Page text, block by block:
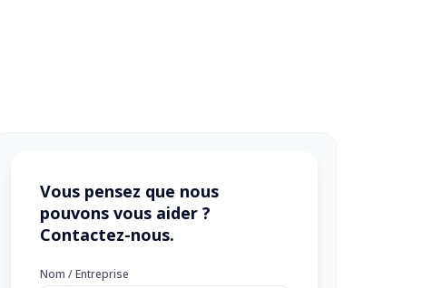
Vous pensez que nous
pouvons vous aider ?
Contactez-nous.
Nom / Entreprise